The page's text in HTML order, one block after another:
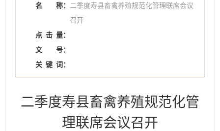
名
称：
二季度寿县畜禽养殖规范化管理联席会议
召开
点 击 量：
文
号：
关 键 词：
二季度寿县畜禽养殖规范化管
理联席会议召开